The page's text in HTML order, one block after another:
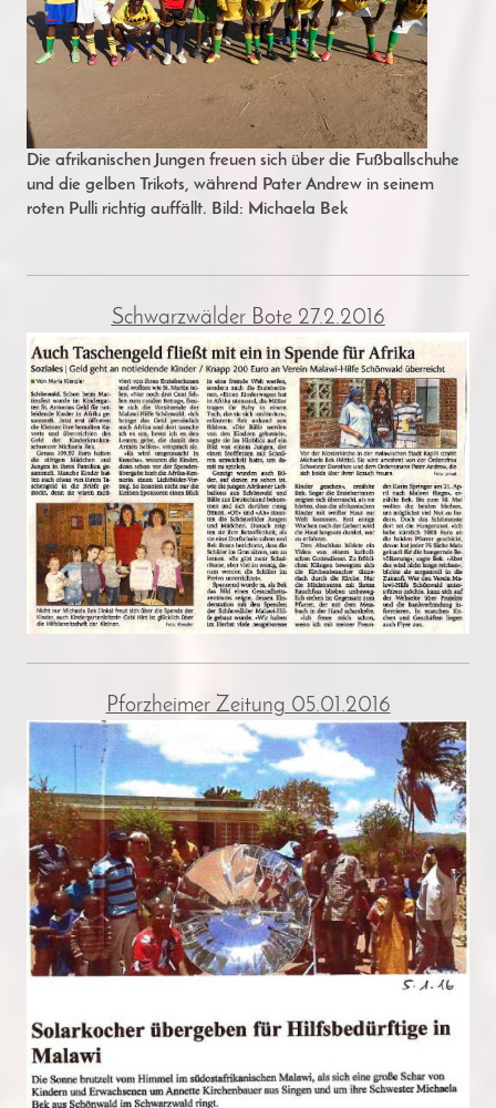
Die afrikanischen Jungen freuen sich über die Fußballschuhe
und die gelben Trikots, während Pater Andrew in seinem
roten Pulli richtig auffällt. Bild: Michaela Bek
Schwarzwälder Bote 27.2.2016
Pforzheimer Zeitung 05.01.2016